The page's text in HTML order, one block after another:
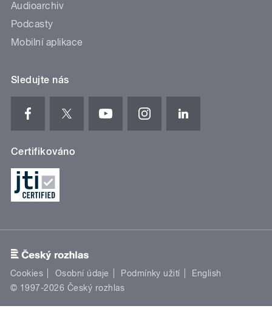
Audioarchiv
Podcasty
Mobilní aplikace
Sledujte nás
Certifikováno
Cookies Osobní údaje Podmínky užití
English
© 1997-2026 Český rozhlas